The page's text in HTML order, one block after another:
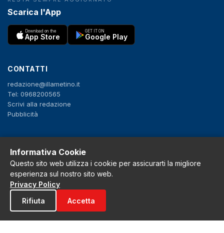
Scarica l'App
Download on the
App Store
GET IT ON
Google Play
CONTATTI
redazione@illametino.it
Tel: 0968200565
Scrivi alla redazione
Pubblicità
f X IG YT
Privacy Policy
Cookie Policy
Note legali
La Redazione
Informativa Cookie
Questo sito web utilizza i cookie per assicurarti la migliore
esperienza sul nostro sito web.
Privacy Policy
Rifiuta
Accetta